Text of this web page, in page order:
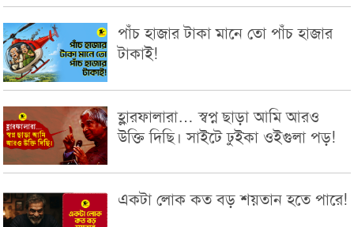
পাঁচ হাজার টাকা মানে তো পাঁচ হাজার
টাকাই!
হ্লারফালারা… স্বপ্ন ছাড়া আমি আরও
উক্তি দিছি। সাইটে ঢুইকা ওইগুলা পড়!
একটা লোক কত বড় শয়তান হতে পারে!